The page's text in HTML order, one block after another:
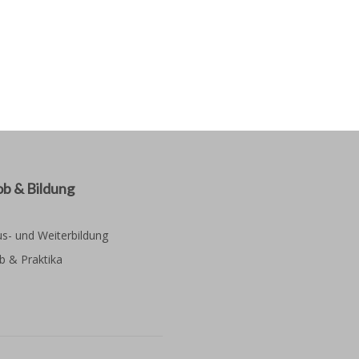
& Bildung
und Weiterbildung
& Praktika